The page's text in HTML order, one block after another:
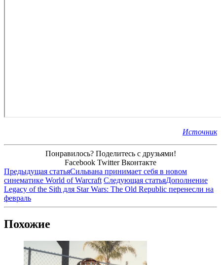
Источник
Понравилось? Поделитесь с друзьями!
Facebook Twitter Вконтакте
Предыдущая статьяСильвана принимает себя в новом
синематике World of Warcraft Следующая статьяДополнение
Legacy of the Sith для Star Wars: The Old Republic перенесли на
февраль
Похожие